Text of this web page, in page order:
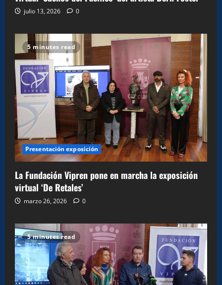
julio 13, 2026 0
5 minutes read
Presentación exposición
La Fundación Vipren pone en marcha la exposición
virtual ‘De Retales’
marzo 26, 2026 0
5 minutes read